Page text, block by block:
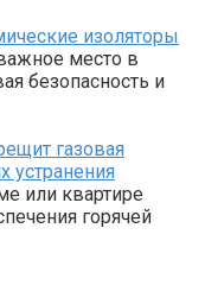
изоляторы
место в
безопасность и
газовая
устранения
или квартире
горячей